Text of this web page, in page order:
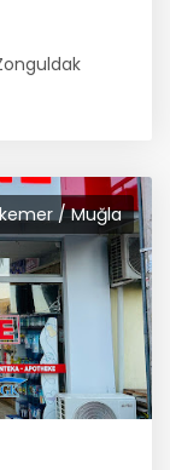
/ Muğla